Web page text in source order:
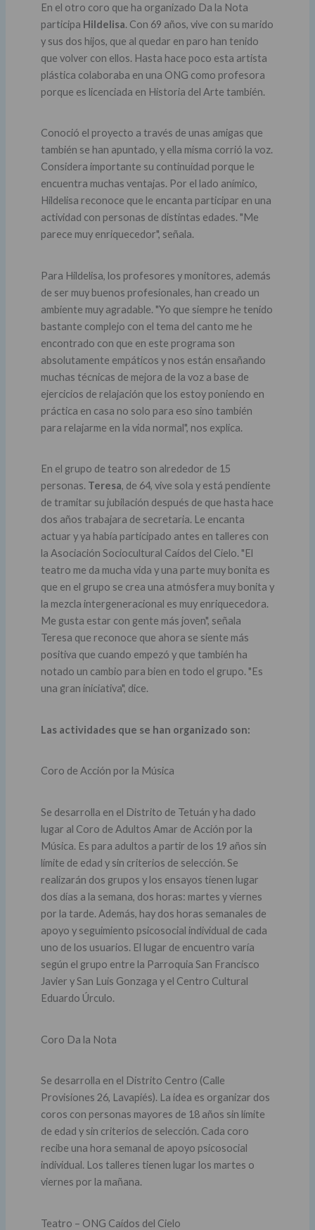
En el otro coro que ha organizado Da la Nota
participa Hildelisa. Con 69 años, vive con su marido
y sus dos hijos, que al quedar en paro han tenido
que volver con ellos. Hasta hace poco esta artista
plástica colaboraba en una ONG como profesora
porque es licenciada en Historia del Arte también.
Conoció el proyecto a través de unas amigas que
también se han apuntado, y ella misma corrió la voz.
Considera importante su continuidad porque le
encuentra muchas ventajas. Por el lado anímico,
Hildelisa reconoce que le encanta participar en una
actividad con personas de distintas edades. "Me
parece muy enriquecedor", señala.
Para Hildelisa, los profesores y monitores, además
de ser muy buenos profesionales, han creado un
ambiente muy agradable. "Yo que siempre he tenido
bastante complejo con el tema del canto me he
encontrado con que en este programa son
absolutamente empáticos y nos están ensañando
muchas técnicas de mejora de la voz a base de
ejercicios de relajación que los estoy poniendo en
práctica en casa no solo para eso sino también
para relajarme en la vida normal", nos explica.
En el grupo de teatro son alrededor de 15
personas. Teresa, de 64, vive sola y está pendiente
de tramitar su jubilación después de que hasta hace
dos años trabajara de secretaria. Le encanta
actuar y ya había participado antes en talleres con
la Asociación Sociocultural Caídos del Cielo. "El
teatro me da mucha vida y una parte muy bonita es
que en el grupo se crea una atmósfera muy bonita y
la mezcla intergeneracional es muy enriquecedora.
Me gusta estar con gente más joven", señala
Teresa que reconoce que ahora se siente más
positiva que cuando empezó y que también ha
notado un cambio para bien en todo el grupo. "Es
una gran iniciativa", dice.
Las actividades que se han organizado son:
Coro de Acción por la Música
Se desarrolla en el Distrito de Tetuán y ha dado
lugar al Coro de Adultos Amar de Acción por la
Música. Es para adultos a partir de los 19 años sin
límite de edad y sin criterios de selección. Se
realizarán dos grupos y los ensayos tienen lugar
dos días a la semana, dos horas: martes y viernes
por la tarde. Además, hay dos horas semanales de
apoyo y seguimiento psicosocial individual de cada
uno de los usuarios. El lugar de encuentro varía
según el grupo entre la Parroquia San Francisco
Javier y San Luis Gonzaga y el Centro Cultural
Eduardo Úrculo.
Coro Da la Nota
Se desarrolla en el Distrito Centro (Calle
Provisiones 26, Lavapiés). La idea es organizar dos
coros con personas mayores de 18 años sin límite
de edad y sin criterios de selección. Cada coro
recibe una hora semanal de apoyo psicosocial
individual. Los talleres tienen lugar los martes o
viernes por la mañana.
Teatro – ONG Caídos del Cielo